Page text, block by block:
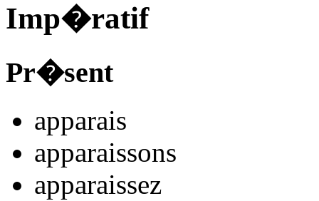
Imp�ratif
Pr�sent
apparais
apparaissons
apparaissez